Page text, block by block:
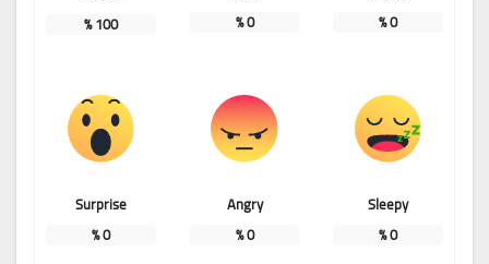
0
%
0
%
100
%
Sleepy
0
%
Angry
0
%
Surprise
0
%